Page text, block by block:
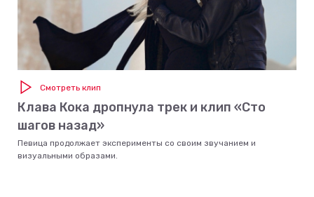
Смотреть клип
Клава Кока дропнула трек и клип «Сто
шагов назад»
Певица продолжает эксперименты со своим звучанием и
визуальными образами.